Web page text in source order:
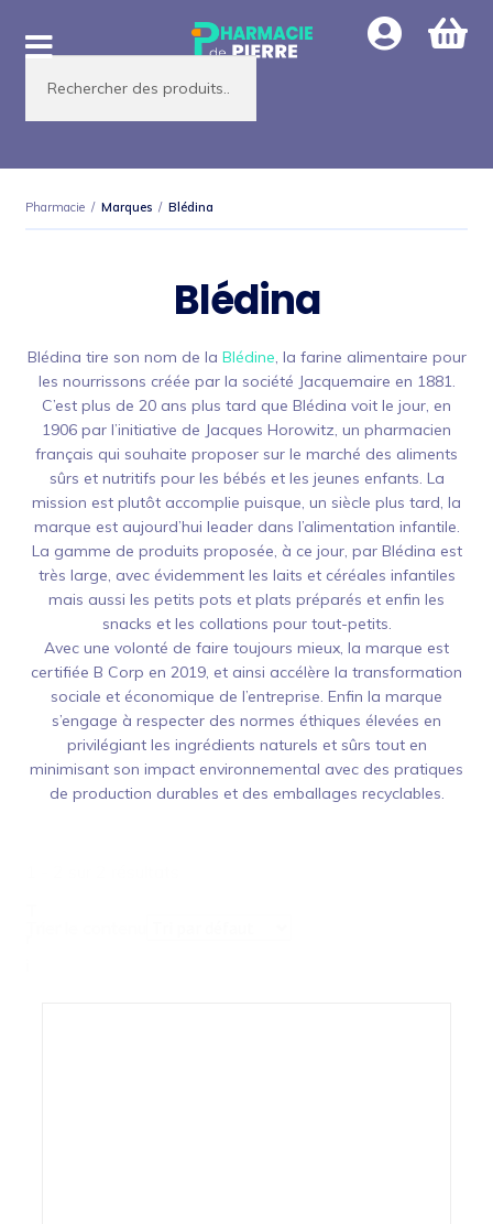
Aller
à
navigation
Aller
au
contenu
Pharmacie / Marques / Blédina
Blédina
Blédina tire son nom de la Blédine, la farine alimentaire pour
les nourrissons créée par la société Jacquemaire en 1881.
C’est plus de 20 ans plus tard que Blédina voit le jour, en
1906 par l’initiative de Jacques Horowitz, un pharmacien
français qui souhaite proposer sur le marché des aliments
sûrs et nutritifs pour les bébés et les jeunes enfants. La
mission est plutôt accomplie puisque, un siècle plus tard, la
marque est aujourd’hui leader dans l’alimentation infantile.
La gamme de produits proposée, à ce jour, par Blédina est
très large, avec évidemment les laits et céréales infantiles
mais aussi les petits pots et plats préparés et enfin les
snacks et les collations pour tout-petits.
Avec une volonté de faire toujours mieux, la marque est
certifiée B Corp en 2019, et ainsi accélère la transformation
sociale et économique de l’entreprise. Enfin la marque
s’engage à respecter des normes éthiques élevées en
privilégiant les ingrédients naturels et sûrs tout en
minimisant son impact environnemental avec des pratiques
de production durables et des emballages recyclables.